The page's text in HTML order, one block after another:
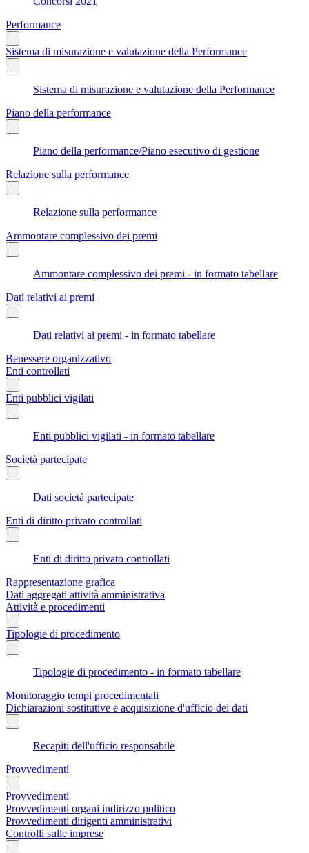
Performance
Sistema di misurazione e valutazione della Performance
Sistema di misurazione e valutazione della Performance
Piano della performance
Piano della performance/Piano esecutivo di gestione
Relazione sulla performance
Relazione sulla performance
Ammontare complessivo dei premi
Ammontare complessivo dei premi - in formato tabellare
Dati relativi ai premi
Dati relativi ai premi - in formato tabellare
Benessere organizzativo
Enti controllati
Enti pubblici vigilati
Enti pubblici vigilati - in formato tabellare
Società partecipate
Dati società partecipate
Enti di diritto privato controllati
Enti di diritto privato controllati
Rappresentazione grafica
Dati aggregati attività amministrativa
Attività e procedimenti
Tipologie di procedimento
Tipologie di procedimento - in formato tabellare
Monitoraggio tempi procedimentali
Dichiarazioni sostitutive e acquisizione d'ufficio dei dati
Recapiti dell'ufficio responsabile
Provvedimenti
Provvedimenti
Provvedimenti organi indirizzo politico
Provvedimenti dirigenti amministrativi
Controlli sulle imprese